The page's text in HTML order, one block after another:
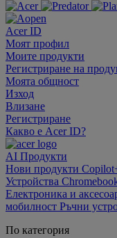
Acer ID
Моят профил
Моите продукти
Регистриране на
Моята общност
Изход
Влизане
Регистриране
Какво е Acer ID?
AI Продукти
Нови продукти
Устройства
Електроника и
мобилност Ръчни
По категория